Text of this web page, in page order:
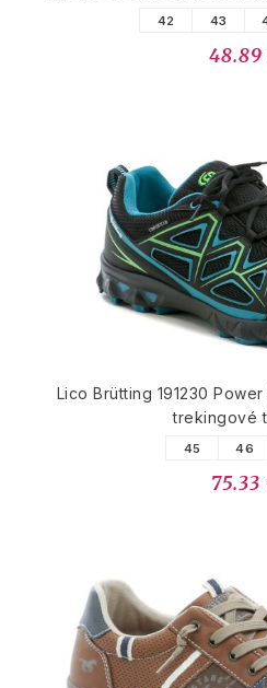
42 43
Lico Brütting 191230
trekingové
45 46
75.33